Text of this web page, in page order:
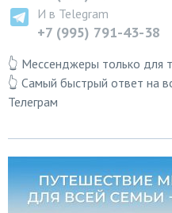
И в Telegram
+7 (995) 791-43-38
👆 Мессенджеры только для
👆 Самый быстрый ответ на
Телеграм